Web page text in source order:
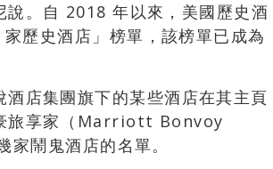
說。自 2018 年以來，美國歷史酒
歷史酒店」榜單，該榜單已成為
店集團旗下的某些酒店在其主頁
旅享家（Marriott Bonvoy
鬧鬼酒店的名單。